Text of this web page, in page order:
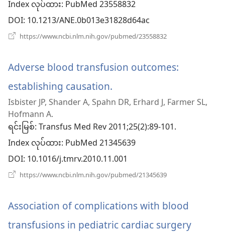
တယ်)
Index လုပ်ထား‎: PubMed 23558832
DOI‎: 10.1213/ANE.0b013e31828d64ac
https://www.ncbi.nlm.nih.gov/pubmed/23558832
နေ
Adverse blood transfusion outcomes:
establishing causation.
အသစ်
ဖွ
င့်
နေ
ပါ
တယ်)
Isbister JP, Shander A, Spahn DR, Erhard J, Farmer SL,
Hofmann A.
ရင်းမြစ်‎: Transfus Med Rev 2011;25(2):89-101.
Index လုပ်ထား‎: PubMed 21345639
DOI‎: 10.1016/j.tmrv.2010.11.001
https://www.ncbi.nlm.nih.gov/pubmed/21345639
င့်
နေ
တယ်)
Association of complications with blood
transfusions in pediatric cardiac surgery